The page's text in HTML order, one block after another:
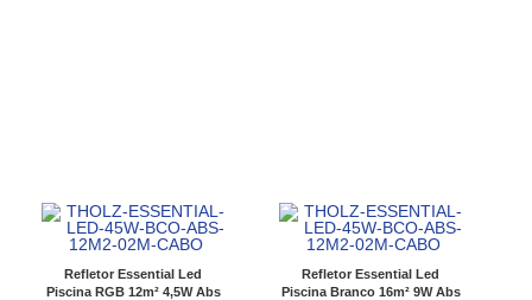
Refletor Essential Led
Piscina RGB 12m² 4,5W Abs
Refletor Essential Led
Piscina Branco 16m² 9W Abs